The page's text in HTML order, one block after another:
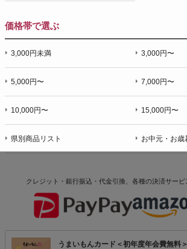
価格帯で選ぶ
3,000円未満 3,000円〜
5,000円〜 7,000円〜
10,000円〜 15,000円〜
県別商品リスト お中元・お歳
クレジット・銀行振込・代金引換、各種の決済サービ
うまいもんカード＜初年度年会費無料＞